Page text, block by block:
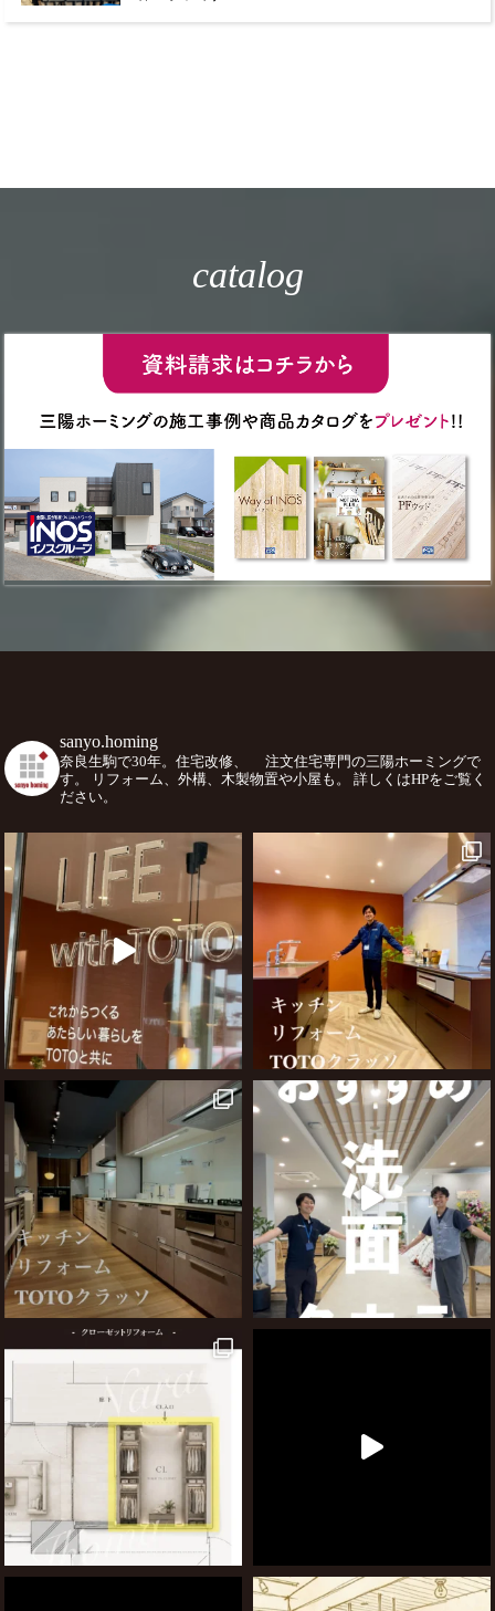
catalog
sanyo.homing
奈良生駒で30年。住宅改修、
注文住宅専門の三陽ホーミングで
す。
リフォーム、外構、木製物置や小屋も。
詳しくはHPをご覧く
ださい。